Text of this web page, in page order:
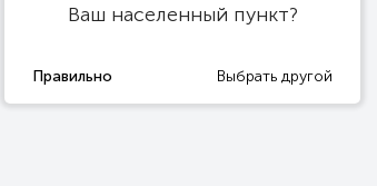
Ваш населенный пункт?